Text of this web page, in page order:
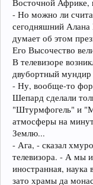
Восточной Африке,
- Но можно ли
сегодняшний
думает об этом
Его Высочество
В телевизоре
двубортный
- Ну, вообще-то
Шепард сделали
"Штурмфогель" и
атмосферы на
Землю...
- Ага, - сказал
телевизора. - А мы
иностранная, наука
зато храмы да